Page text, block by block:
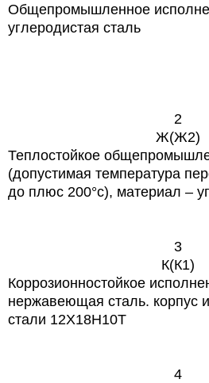
Общепромышленное
углеродистая сталь
2
Ж(Ж2)
Теплостойкое
(допустимая температура
до плюс 200°с), материал –
3
К(К1)
Коррозионностойкое
нержавеющая сталь. корпус
стали 12Х18Н10Т
4